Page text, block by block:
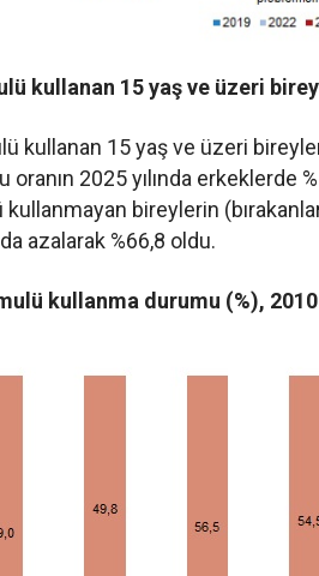
kullanan 15 yaş ve üzeri
kullanan 15 yaş ve üzeri
oranın 2025 yılında erkeklerde
bireylerin
azalarak %66,8 oldu.
kullanma durumu (%),